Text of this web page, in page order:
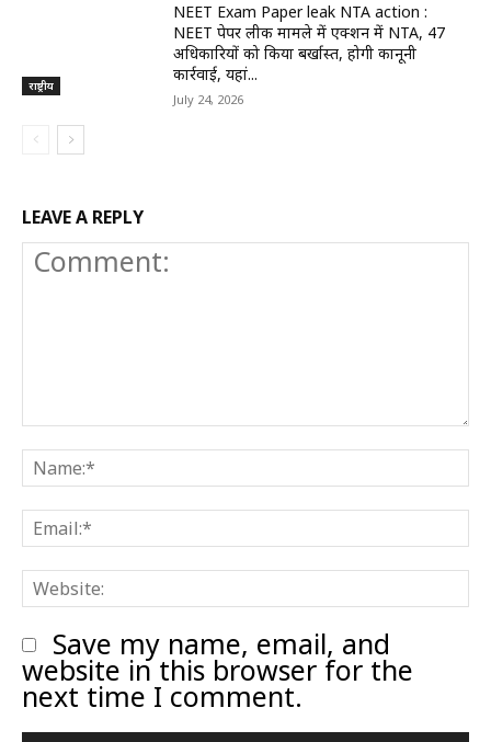
राष्ट्रीय
NEET Exam Paper leak NTA action :
NEET पेपर लीक मामले में एक्शन में NTA, 47
अधिकारियों को किया बर्खास्त, होगी कानूनी
कार्रवाई, यहां...
July 24, 2026
LEAVE A REPLY
Comment:
Save my name, email, and
website in this browser for the
next time I comment.